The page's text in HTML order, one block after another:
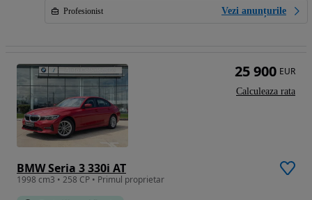
Profesionist Vezi anunțurile
BMW Seria 3 330i AT
1998 cm3 • 258 CP • Primul proprietar
25 900 EUR
Calculeaza rata